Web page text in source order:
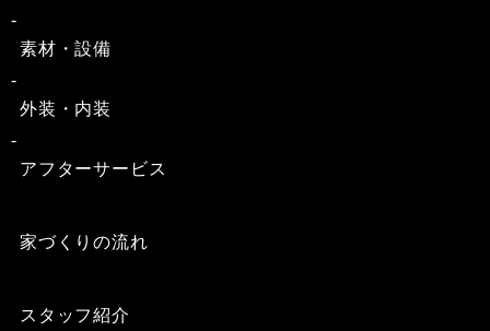
素材・設備
外装・内装
アフターサービス
家づくりの流れ
スタッフ紹介